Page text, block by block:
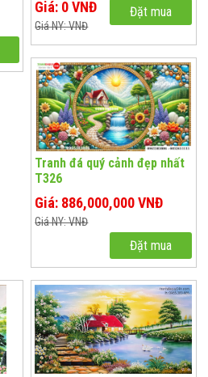
Giá: 0 VNĐ
Giá NY: VNĐ
Đặt mua
Tranh đá quý cảnh đẹp nhất
T326
Giá: 886,000,000 VNĐ
Giá NY: VNĐ
Đặt mua